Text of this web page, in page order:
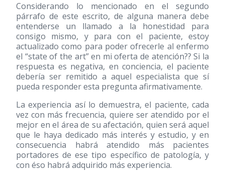
Considerando lo mencionado en el segundo
párrafo de este escrito, de alguna manera debe
entenderse un llamado a la honestidad para
consigo mismo, y para con el paciente, estoy
actualizado como para poder ofrecerle al enfermo
el “state of the art” en mi oferta de atención?? Si la
respuesta es negativa, en conciencia, el paciente
debería ser remitido a aquel especialista que sí
pueda responder esta pregunta afirmativamente.
La experiencia así lo demuestra, el paciente, cada
vez con más frecuencia, quiere ser atendido por el
mejor en el área de su afectación, quien será aquel
que le haya dedicado más interés y estudio, y en
consecuencia habrá atendido más pacientes
portadores de ese tipo específico de patología, y
con éso habrá adquirido más experiencia.